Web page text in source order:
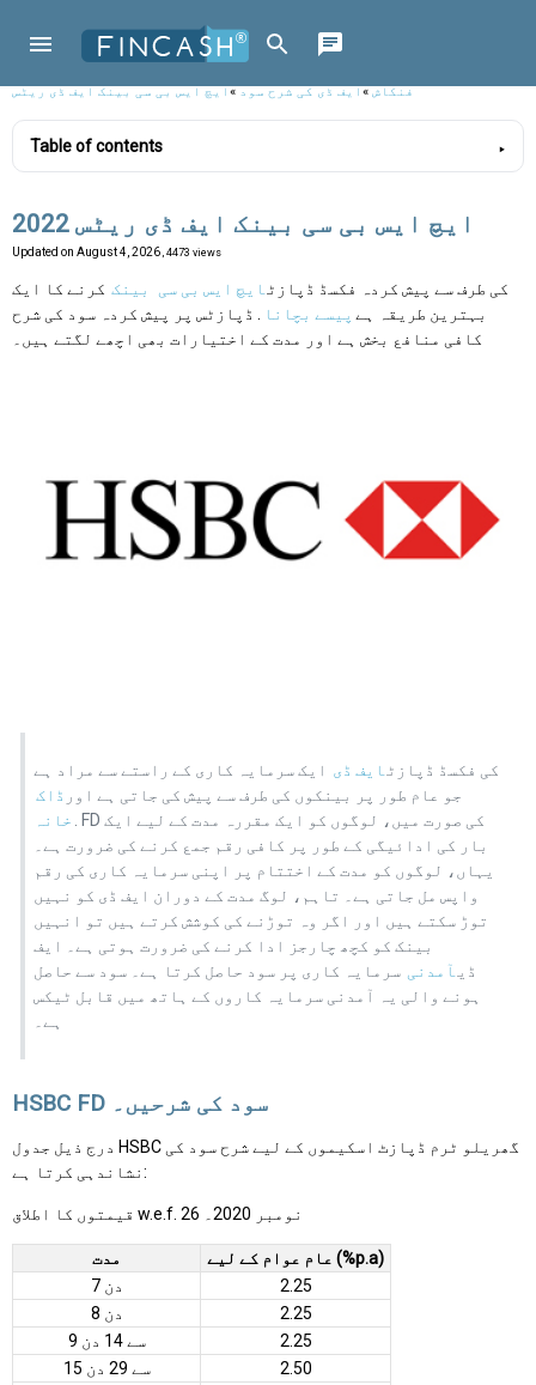
فنکاش»ایف ڈی کی شرح سود»ایچ ایس بی سی بینک ایف ڈی ریٹس
Table of contents
ایچ ایس بی سی بینک ایف ڈی ریٹس 2022
Updated on August 4, 2026 , 4473 views
کی طرف سے پیش کردہ فکسڈ ڈپازٹایچ ایس بی سی بینک کرنے کا ایک
بہترین طریقہ ہے پیسے بچانا . ڈپازٹس پر پیش کردہ سود کی شرح
کافی منافع بخش ہے اور مدت کے اختیارات بھی اچھے لگتے ہیں۔
کی فکسڈ ڈپازٹ ایف ڈی ایک سرمایہ کاری کے راستے سے مراد ہے
جو عام طور پر بینکوں کی طرف سے پیش کی جاتی ہے اور ڈاک
خانہ
. FD کی صورت میں، لوگوں کو ایک مقررہ مدت کے لیے ایک
بار کی ادائیگی کے طور پر کافی رقم جمع کرنے کی ضرورت ہے۔
یہاں، لوگوں کو مدت کے اختتام پر اپنی سرمایہ کاری کی رقم
واپس مل جاتی ہے۔ تاہم، لوگ مدت کے دوران ایف ڈی کو نہیں
توڑ سکتے ہیں اور اگر وہ توڑنے کی کوشش کرتے ہیں تو انہیں
بینک کو کچھ چارجز ادا کرنے کی ضرورت ہوتی ہے۔ ایف
ڈی آمدنی سرمایہ کاری پر سود حاصل کرتا ہے۔ سود سے حاصل
ہونے والی یہ آمدنی سرمایہ کاروں کے ہاتھ میں قابل ٹیکس
ہے۔
HSBC FD سود کی شرحیں۔
درج ذیل جدول HSBC گھریلو ٹرم ڈپازٹ اسکیموں کے لیے شرح سود کی
نشاندہی کرتا ہے:
قیمتوں کا اطلاق w.e.f. 26 نومبر 2020۔
مدت
عام عوام کے لیے (%p.a)
7 دن
2.25
8 دن
2.25
9 سے 14 دن
2.25
15 سے 29 دن
2.50